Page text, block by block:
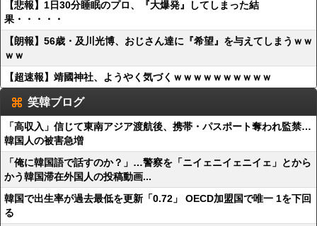
【悲報】1日30分睡眠のプロ、『大爆発』してしまった結
果・・・・・
【朗報】56歳・及川光博、おじさん達に『希望』を与えてしまうｗｗ
ｗｗ
【超速報】靖國神社、ようやく気づくｗｗｗｗｗｗｗｗｗｗ
笑韓ブログ
「高収入」信じて東南アジア渡航後、携帯・パスポート奪われ監禁…
韓国人の被害急増
「俺に韓国語で話すのか？」…警察を「ニイェニイェニイェ」とから
かう韓国滞在外国人の投稿動画...
韓国で出生率が過去最低を更新「0.72」 OECD加盟国で唯一 1を下回
る